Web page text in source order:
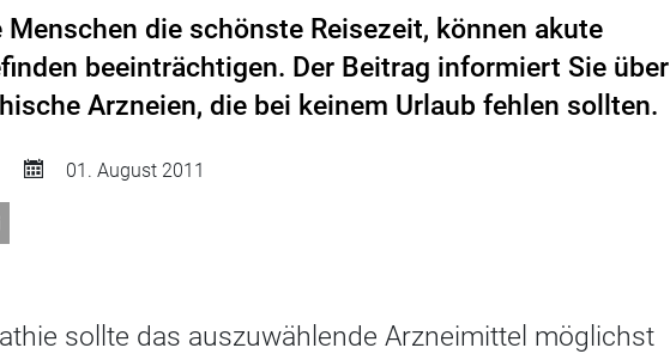
die schönste Reisezeit, können akute
beeinträchtigen. Der Beitrag informiert Sie über
Arzneien, die bei keinem Urlaub fehlen sollten.
01. August 2011
sollte das auszuwählende Arzneimittel möglichst